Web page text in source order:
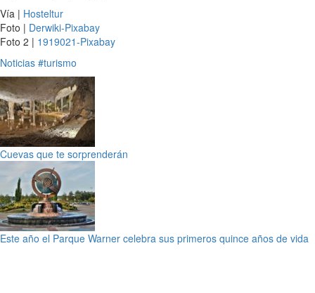
Vía | Hosteltur
Foto | Derwiki-Pixabay
Foto 2 | 1919021-Pixabay
Noticias #turismo
Cuevas que te sorprenderán
Este año el Parque Warner celebra sus primeros quince años de vida